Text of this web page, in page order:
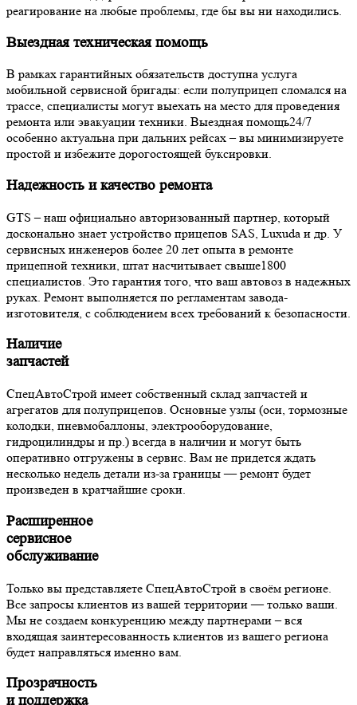
реагирование на любые проблемы, где бы вы ни находились.
Выездная техническая помощь
В рамках гарантийных обязательств доступна услуга
мобильной сервисной бригады: если полуприцеп сломался на
трассе, специалисты могут выехать на место для проведения
ремонта или эвакуации техники. Выездная помощь24/7
особенно актуальна при дальних рейсах – вы минимизируете
простой и избежите дорогостоящей буксировки.
Надежность и качество ремонта
GTS – наш официально авторизованный партнер, который
досконально знает устройство прицепов SAS, Luxuda и др. У
сервисных инженеров более 20 лет опыта в ремонте
прицепной техники, штат насчитывает свыше1800
специалистов. Это гарантия того, что ваш автовоз в надежных
руках. Ремонт выполняется по регламентам завода-
изготовителя, с соблюдением всех требований к безопасности.
Наличие
запчастей
СпецАвтоСтрой имеет собственный склад запчастей и
агрегатов для полуприцепов. Основные узлы (оси, тормозные
колодки, пневмобаллоны, электрооборудование,
гидроцилиндры и пр.) всегда в наличии и могут быть
оперативно отгружены в сервис. Вам не придется ждать
несколько недель детали из-за границы — ремонт будет
произведен в кратчайшие сроки.
Расширенное
сервисное
обслуживание
Только вы представляете СпецАвтоСтрой в своём регионе.
Все запросы клиентов из вашей территории — только ваши.
Мы не создаем конкуренцию между партнерами – вся
входящая заинтересованность клиентов из вашего региона
будет направляться именно вам.
Прозрачность
и поддержка